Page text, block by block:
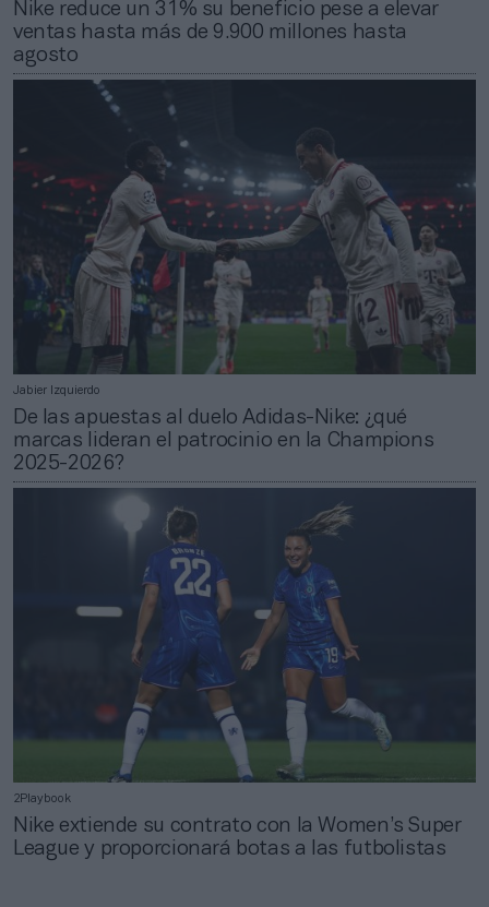
Nike reduce un 31% su beneficio pese a elevar
ventas hasta más de 9.900 millones hasta
agosto
Jabier Izquierdo
De las apuestas al duelo Adidas-Nike: ¿qué
marcas lideran el patrocinio en la Champions
2025-2026?
2Playbook
Nike extiende su contrato con la Women’s Super
League y proporcionará botas a las futbolistas